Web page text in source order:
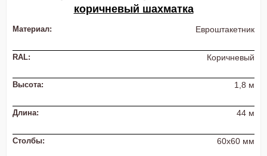
коричневый шахматка
Материал: Евроштакетник
RAL: Коричневый
Высота: 1,8 м
Длина: 44 м
Столбы: 60х60 мм